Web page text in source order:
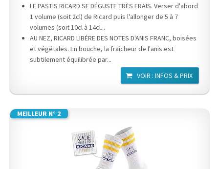
LE PASTIS RICARD SE DÉGUSTE TRÈS FRAIS. Verser d'abord
1 volume (soit 2cl) de Ricard puis l'allonger de 5 à 7
volumes (soit 10cl à 14cl...
AU NEZ, RICARD LIBÉRE DES NOTES D'ANIS FRANC, boisées
et végétales. En bouche, la fraîcheur de l'anis est
subtilement équilibrée par...
VOIR : INFOS & PRIX
MEILLEUR N° 2